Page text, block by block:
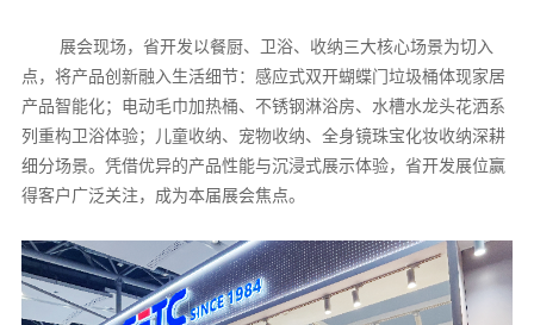
展会现场，省开发以餐厨、卫浴、收纳三大核心场景为切入
点，将产品创新融入生活细节：感应式双开蝴蝶门垃圾桶体现家居
产品智能化；电动毛巾加热桶、不锈钢淋浴房、水槽水龙头花洒系
列重构卫浴体验；儿童收纳、宠物收纳、全身镜珠宝化妆收纳深耕
细分场景。凭借优异的产品性能与沉浸式展示体验，省开发展位赢
得客户广泛关注，成为本届展会焦点。